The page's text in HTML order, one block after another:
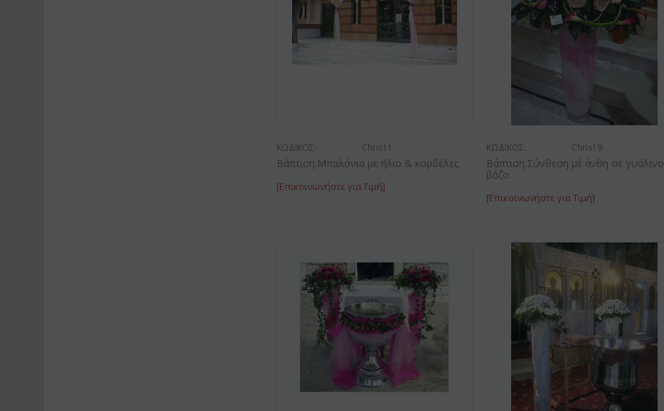
ΚΩΔΙΚΟΣ: Chris11
Βάπτιση.Μπαλόνια με ήλιο & κορδέλες.
[Επικοινωνήστε για Τιμή]
ΚΩΔΙΚΟΣ: Chris19
Βάπτιση.Σύνθεση μέ άνθη σε γυάλινο
βάζο.
[Επικοινωνήστε για Τιμή]